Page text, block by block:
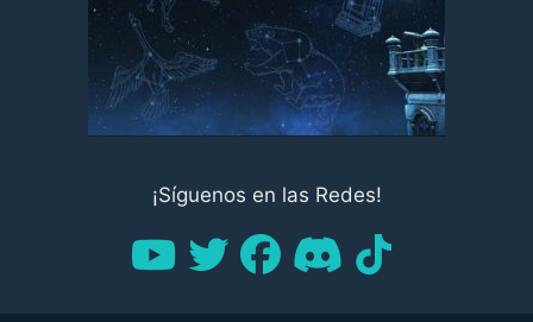
¡Síguenos en las Redes!